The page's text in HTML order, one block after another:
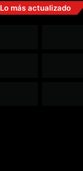
Lo más actualizado